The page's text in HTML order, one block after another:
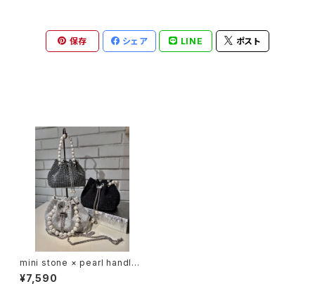
保存 シェア LINE ポスト
mini stone × pearl handle
pochette バッグ ミニバッグ ポ
¥7,590